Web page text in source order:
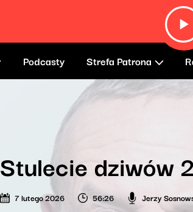
Podcasty Strefa Patrona
Stulecie dziwów
7 lutego 2026 56:26 Jerzy